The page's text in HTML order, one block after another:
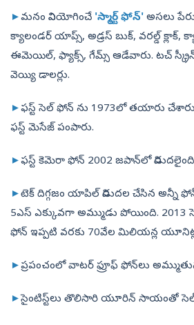
►మనం వినియోగించే 'స్మార్ట్‌ ఫోన్‌' అసలు
క్యాలండర్‌ యాప్స్‌, అడ్రస్‌ బుక్‌, వరల్డ్‌ క్లాక్‌,
ఈమెయిల్‌, ఫ్యాక్స్‌, గేమ్స్‌ ఆడేవారు. టచ్‌
వెయ్యి డాలర్లు.
►ఫస్ట్‌ సెల్‌ ఫోన్‌ ను 1973లో తయారు
ఫస్ట్‌ మెసేజ్‌ పంపారు.
►ఫస్ట్‌ కెమెరా ఫోన్‌ 2002 జపాన్‌లో
►టెక్‌ దిగ్గజం యాపిల్‌ విడుదల చేసిన అన్నీ
5ఎస్‌ ఎక్కువగా అమ్ముడు పోయింది. 2013
ఫోన్‌ ఇప్పటి వరకు 70వేల మిలియన్ల
►ప్రపంచంలో వాటర్‌ ఫ్రూఫ్‌ ఫోన్‌లు
►సైంటిస్ట్‌లు తొలిసారి యూరిన్‌ సాయంతో సెల్‌